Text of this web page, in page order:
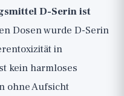
D-Serin ist
Dosen wurde D-Serin
in
kein harmloses
ohne Aufsicht